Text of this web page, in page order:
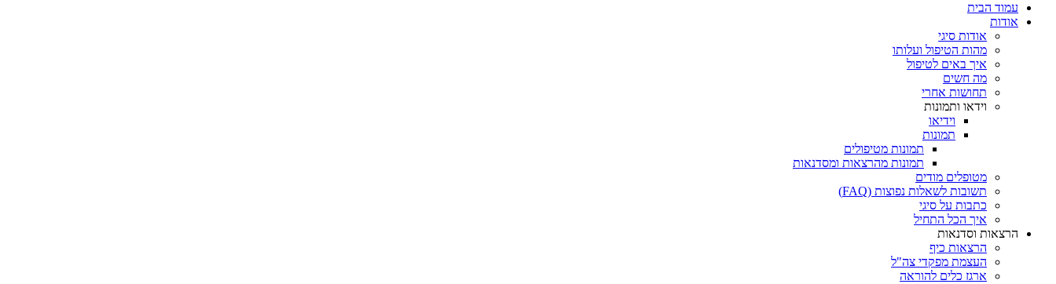
עמוד הבית
אודות
אודות סיגי
מהות הטיפול ועלותו
איך באים לטיפול
מה חשים
תחושות אחרי
וידאו ותמונות
וידיאו
תמונות
תמונות מטיפולים
תמונות מהרצאות ומסדנאות
מטופלים מודים
תשובות לשאלות נפוצות (FAQ)
כתבות על סיגי
איך הכל התחיל
הרצאות וסדנאות
הרצאות כיף
העצמת מפקדי צה"ל
ארגז כלים להוראה